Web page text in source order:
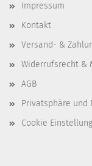
Impressum
Kontakt
Versand- &
Widerrufsrecht &
AGB
Privatsphäre und
Cookie